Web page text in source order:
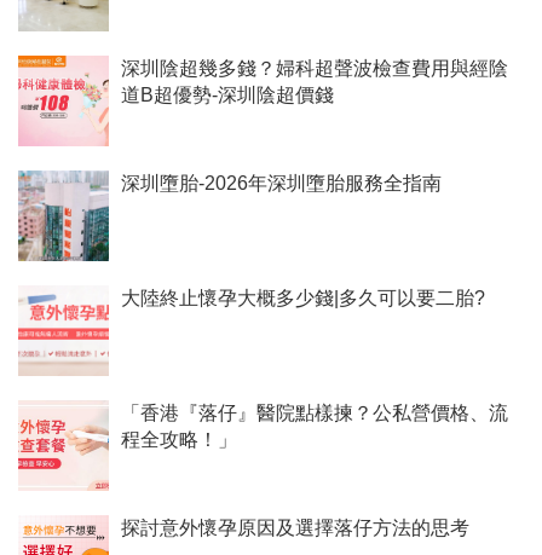
深圳陰超幾多錢？婦科超聲波檢查費用與經陰
道B超優勢-深圳陰超價錢
深圳墮胎-2026年深圳墮胎服務全指南
大陸終止懷孕大概多少錢|多久可以要二胎?
「香港『落仔』醫院點樣揀？公私營價格、流
程全攻略！」
探討意外懷孕原因及選擇落仔方法的思考